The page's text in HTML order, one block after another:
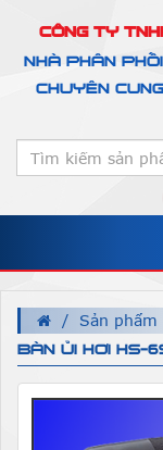
CÔNG TY
NHÀ PHÂN
CHUYÊN
Sản phẩm
BÀN ỦI HƠI HS-